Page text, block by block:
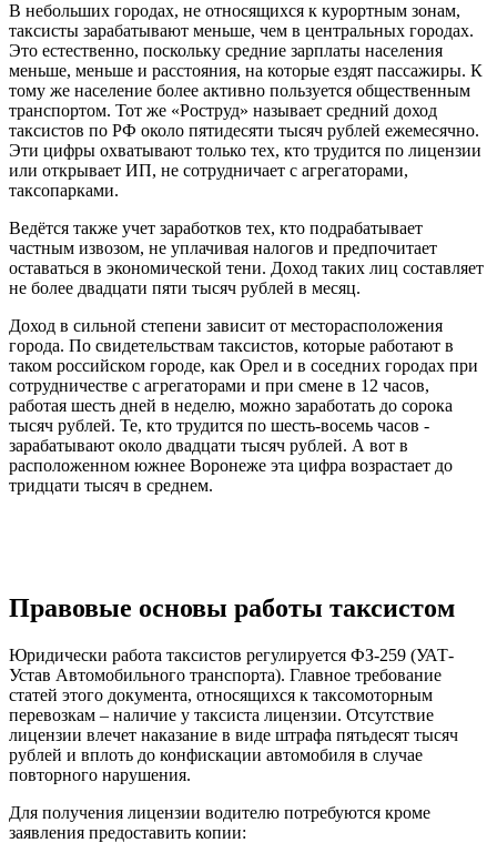
В небольших городах, не относящихся к курортным зонам,
таксисты зарабатывают меньше, чем в центральных городах.
Это естественно, поскольку средние зарплаты населения
меньше, меньше и расстояния, на которые ездят пассажиры. К
тому же население более активно пользуется общественным
транспортом. Тот же «Роструд» называет средний доход
таксистов по РФ около пятидесяти тысяч рублей ежемесячно.
Эти цифры охватывают только тех, кто трудится по лицензии
или открывает ИП, не сотрудничает с агрегаторами,
таксопарками.
Ведётся также учет заработков тех, кто подрабатывает
частным извозом, не уплачивая налогов и предпочитает
оставаться в экономической тени. Доход таких лиц составляет
не более двадцати пяти тысяч рублей в месяц.
Доход в сильной степени зависит от месторасположения
города. По свидетельствам таксистов, которые работают в
таком российском городе, как Орел и в соседних городах при
сотрудничестве с агрегаторами и при смене в 12 часов,
работая шесть дней в неделю, можно заработать до сорока
тысяч рублей. Те, кто трудится по шесть-восемь часов -
зарабатывают около двадцати тысяч рублей. А вот в
расположенном южнее Воронеже эта цифра возрастает до
тридцати тысяч в среднем.
Правовые основы работы таксистом
Юридически работа таксистов регулируется ФЗ-259 (УАТ-
Устав Автомобильного транспорта). Главное требование
статей этого документа, относящихся к таксомоторным
перевозкам – наличие у таксиста лицензии. Отсутствие
лицензии влечет наказание в виде штрафа пятьдесят тысяч
рублей и вплоть до конфискации автомобиля в случае
повторного нарушения.
Для получения лицензии водителю потребуются кроме
заявления предоставить копии: